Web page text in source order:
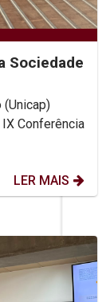
Sociedade
(Unicap)
Conferência
LER MAIS